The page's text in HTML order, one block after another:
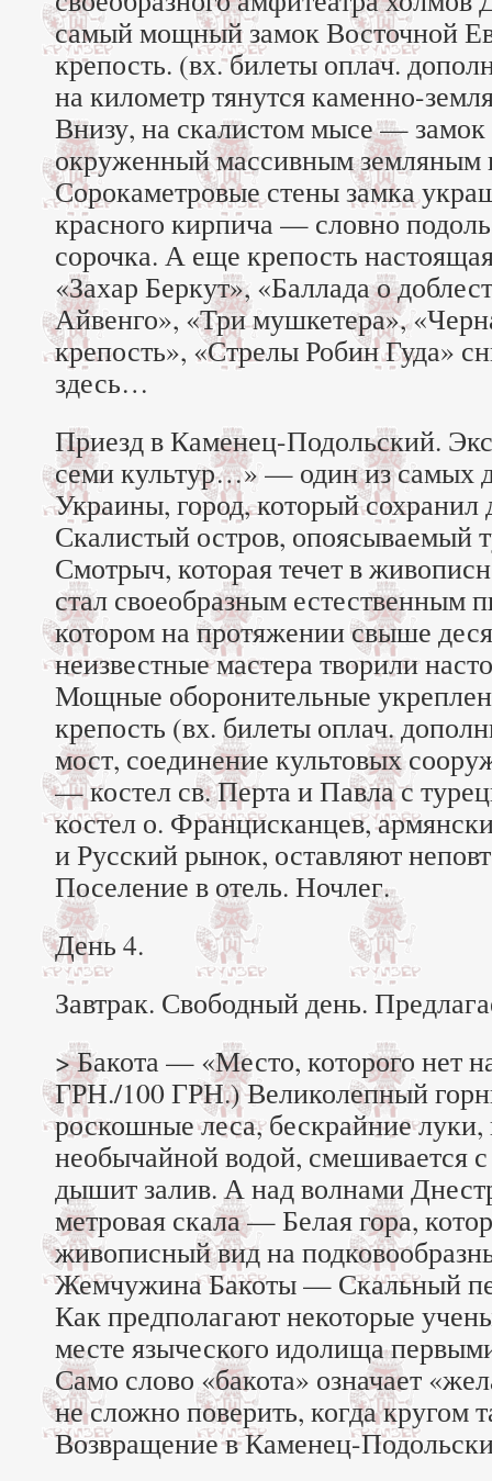
самый мощный замок Восточной
крепость. (вх. билеты оплач.
на километр тянутся каменно-
Внизу, на скалистом мысе — замок
окруженный массивным земляным
Сорокаметровые стены замка
красного кирпича — словно
сорочка. А еще крепость
«Захар Беркут», «Баллада о
Айвенго», «Три мушкетера»,
крепость», «Стрелы Робин Гуда»
здесь…
Приезд в Каменец-Подольский.
семи культур…» — один из самых
Украины, город, который сохранил
Скалистый остров, опоясываемый
Смотрыч, которая течет в
стал своеобразным естественным
котором на протяжении свыше
неизвестные мастера творили
Мощные оборонительные
крепость (вх. билеты оплач.
мост, соединение культовых
— костел св. Перта и Павла с
костел о. Францисканцев,
и Русский рынок, оставляют
Поселение в отель. Ночлег.
День 4.
Завтрак. Свободный день.
> Бакота — «Место, которого нет
ГРН./100 ГРН.) Великолепный
роскошные леса, бескрайние
необычайной водой, смешивается
дышит залив. А над волнами
метровая скала — Белая гора,
живописный вид на
Жемчужина Бакоты — Скальный
Как предполагают некоторые
месте языческого идолища
Само слово «бакота» означает
не сложно поверить, когда кругом
Возвращение в Каменец-